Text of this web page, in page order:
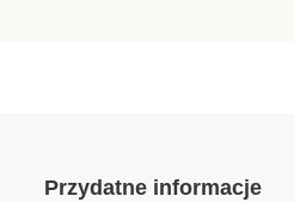
Przydatne informacje